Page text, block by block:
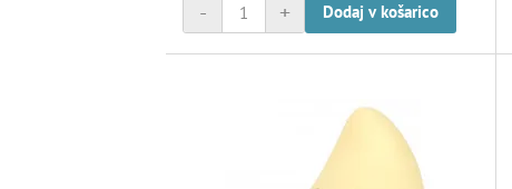
+
- Dodaj v košarico